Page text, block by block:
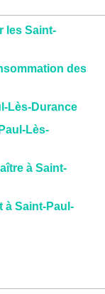
les Saint-
des
Lès-Durance
Lès-
à Saint-
à Saint-Paul-